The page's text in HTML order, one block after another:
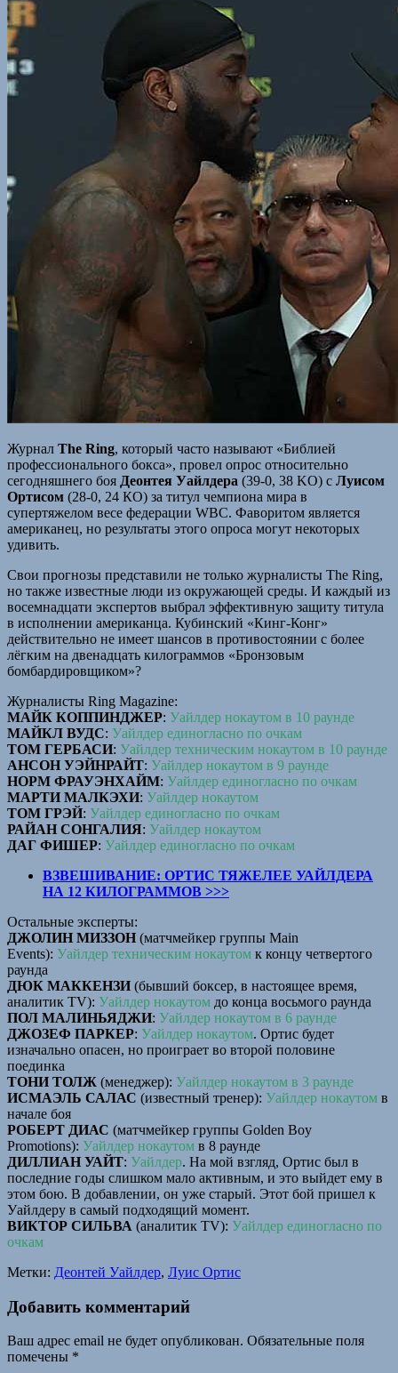
Журнал The Ring, который часто называют «Библией
профессионального бокса», провел опрос относительно
сегодняшнего боя Деонтея Уайлдера (39-0, 38 KO) с Луисом
Ортисом (28-0, 24 КО) за титул чемпиона мира в
супертяжелом весе федерации WBC. Фаворитом является
американец, но результаты этого опроса могут некоторых
удивить.
Свои прогнозы представили не только журналисты The Ring,
но также известные люди из окружающей среды. И каждый из
восемнадцати экспертов выбрал эффективную защиту титула
в исполнении американца. Кубинский «Кинг-Конг»
действительно не имеет шансов в противостоянии с более
лёгким на двенадцать килограммов «Бронзовым
бомбардировщиком»?
Журналисты Ring Magazine:
МАЙК КОППИНДЖЕР: Уайлдер нокаутом в 10 раунде
МАЙКЛ ВУДС: Уайлдер единогласно по очкам
ТОМ ГЕРБАСИ: Уайлдер техническим нокаутом в 10 раунде
АНСОН УЭЙНРАЙТ: Уайлдер нокаутом в 9 раунде
НОРМ ФРАУЭНХАЙМ: Уайлдер единогласно по очкам
МАРТИ МАЛКЭХИ: Уайлдер нокаутом
TOM ГРЭЙ: Уайлдер единогласно по очкам
РАЙАН СОНГАЛИЯ: Уайлдер нокаутом
ДАГ ФИШЕР: Уайлдер единогласно по очкам
ВЗВЕШИВАНИЕ: ОРТИС ТЯЖЕЛЕЕ УАЙЛДЕРА
НА 12 КИЛОГРАММОВ >>>
Остальные эксперты:
ДЖОЛИН МИЗЗОН (матчмейкер группы Main
Events): Уайлдер техническим нокаутом к концу четвертого
раунда
ДЮК МАККЕНЗИ (бывший боксер, в настоящее время,
аналитик TV): Уайлдер нокаутом до конца восьмого раунда
ПОЛ МАЛИНЬЯДЖИ: Уайлдер нокаутом в 6 раунде
ДЖОЗЕФ ПАРКЕР: Уайлдер нокаутом. Ортис будет
изначально опасен, но проиграет во второй половине
поединка
ТОНИ ТОЛЖ (менеджер): Уайлдер нокаутом в 3 раунде
ИСМАЭЛЬ САЛАС (известный тренер): Уайлдер нокаутом в
начале боя
РОБЕРТ ДИАС (матчмейкер группы Golden Boy
Promotions): Уайлдер нокаутом в 8 раунде
ДИЛЛИАН УАЙТ: Уайлдер. На мой взгляд, Ортис был в
последние годы слишком мало активным, и это выйдет ему в
этом бою. В добавлении, он уже старый. Этот бой пришел к
Уайлдеру в самый подходящий момент.
ВИКТОР СИЛЬВА (аналитик TV): Уайлдер единогласно по
очкам
Метки: Деонтей Уайлдер, Луис Ортис
Добавить комментарий
Ваш адрес email не будет опубликован. Обязательные поля
помечены *